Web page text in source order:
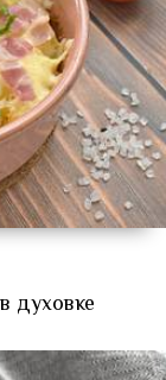
духовке